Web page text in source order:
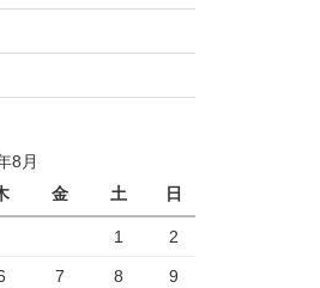
8月
金 土 日
1 2
7 8 9